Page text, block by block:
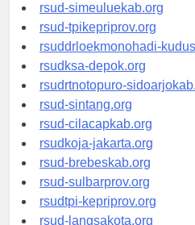
rsud-tanjungpinangkota.org
rsud-simeuluekab.org
rsud-tpikepriprov.org
rsuddrloekmonohadi-
rsudksa-depok.org
rsudrtnotopuro-
rsud-sintang.org
rsud-cilacapkab.org
rsudkoja-jakarta.org
rsud-brebeskab.org
rsud-sulbarprov.org
rsudtpi-kepriprov.org